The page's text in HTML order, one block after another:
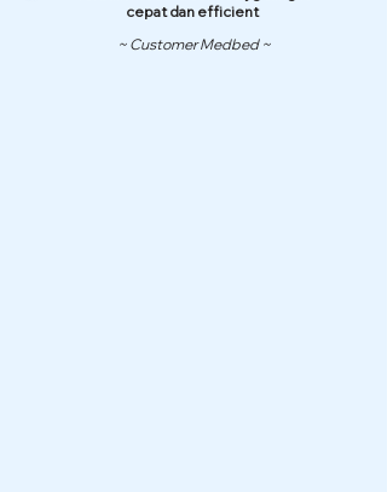
cepat dan efficient
~ Customer Medbed ~